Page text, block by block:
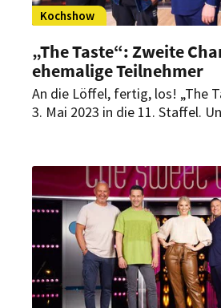
Kochshow
„The Taste“: Zweite
ehemalige Teilnehmer
An die Löffel, fertig, los! „The
3. Mai 2023 in die 11. Staffel.